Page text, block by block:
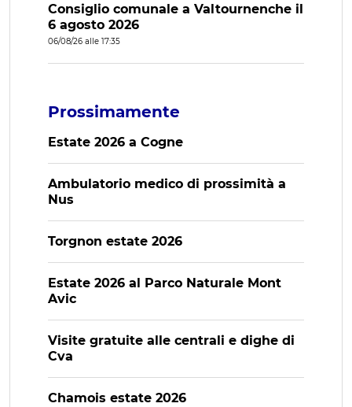
Consiglio comunale a Valtournenche il
6 agosto 2026
06/08/26 alle 17:35
Prossimamente
Estate 2026 a Cogne
Ambulatorio medico di prossimità a
Nus
Torgnon estate 2026
Estate 2026 al Parco Naturale Mont
Avic
Visite gratuite alle centrali e dighe di
Cva
Chamois estate 2026